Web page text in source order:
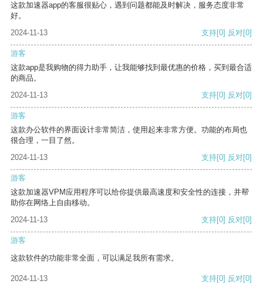
这款加速器app的客服很贴心，遇到问题都能及时解决，服务态度非常
好。
2024-11-13
支持[0] 反对[0]
游客
这款app是我购物的得力助手，让我能够找到最优惠的价格，买到最合适
的商品。
2024-11-13
支持[0] 反对[0]
游客
这款办公软件的界面设计非常简洁，使用起来非常方便。功能的布局也
很合理，一目了然。
2024-11-13
支持[0] 反对[0]
游客
这款加速器VPM应用程序可以给你提供最高速度和安全性的连接，并帮
助你在网络上自由移动。
2024-11-13
支持[0] 反对[0]
游客
这款软件的功能非常全面，可以满足我所有需求。
2024-11-13 支持[0] 反对[0]